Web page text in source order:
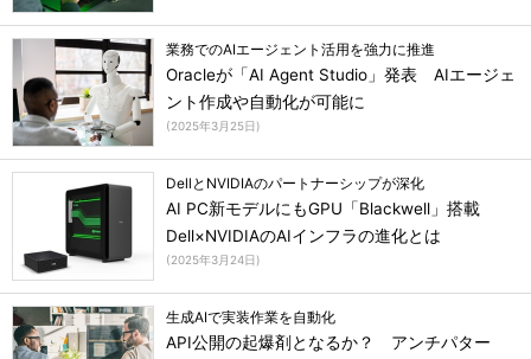
業務でのAIエージェント活用を強力に推進
Oracleが「AI Agent Studio」発表 AIエージェ
ント作成や自動化が可能に
(2025年3月25日)
DellとNVIDIAのパートナーシップが深化
AI PC新モデルにもGPU「Blackwell」搭載
Dell×NVIDIAのAIインフラの進化とは
(2025年3月24日)
生成AIで実装作業を自動化
API公開の起爆剤となるか？ アンチパター